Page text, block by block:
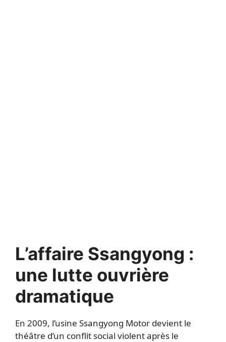
L’affaire Ssangyong :
une lutte ouvrière
dramatique
En 2009, l’usine Ssangyong Motor devient le
théâtre d’un conflit social violent après le